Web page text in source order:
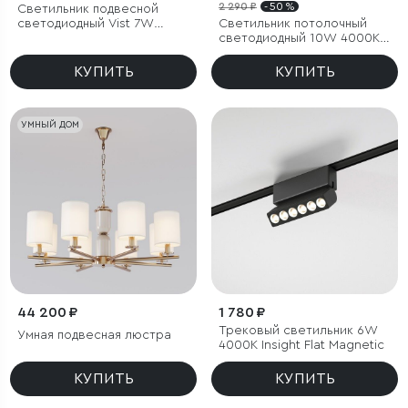
Светильник подвесной
светодиодный Vist 7W
КУПИТЬ
2 290 ₽ - 50 %
Светильник потолочный
светодиодный 10W 4000K
чёрный
КУПИТЬ
УМНЫЙ ДОМ
44 200 ₽
Умная подвесная люстра
КУПИТЬ
1 780 ₽
Трековый светильник 6W
4000K Insight Flat Magnetic
КУПИТЬ